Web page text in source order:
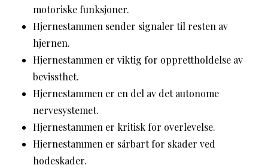
motoriske funksjoner.
Hjernestammen sender signaler til resten av
hjernen.
Hjernestammen er viktig for opprettholdelse av
bevissthet.
Hjernestammen er en del av det autonome
nervesystemet.
Hjernestammen er kritisk for overlevelse.
Hjernestammen er sårbart for skader ved
hodeskader.